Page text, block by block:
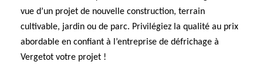
vue d’un projet de nouvelle construction, terrain
cultivable, jardin ou de parc. Privilégiez la qualité au prix
abordable en confiant à l’entreprise de défrichage à
Vergetot votre projet !